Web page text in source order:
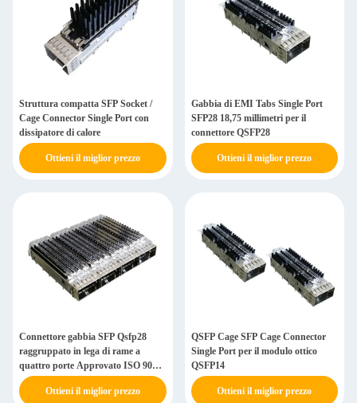
Struttura compatta SFP Socket /
Cage Connector Single Port con
dissipatore di calore
Ottieni il miglior prezzo
Gabbia di EMI Tabs Single Port
SFP28 18,75 millimetri per il
connettore QSFP28
Ottieni il miglior prezzo
Connettore gabbia SFP Qsfp28
raggruppato in lega di rame a
quattro porte Approvato ISO 9001
ISO 14001
Ottieni il miglior prezzo
QSFP Cage SFP Cage Connector
Single Port per il modulo ottico
QSFP14
Ottieni il miglior prezzo